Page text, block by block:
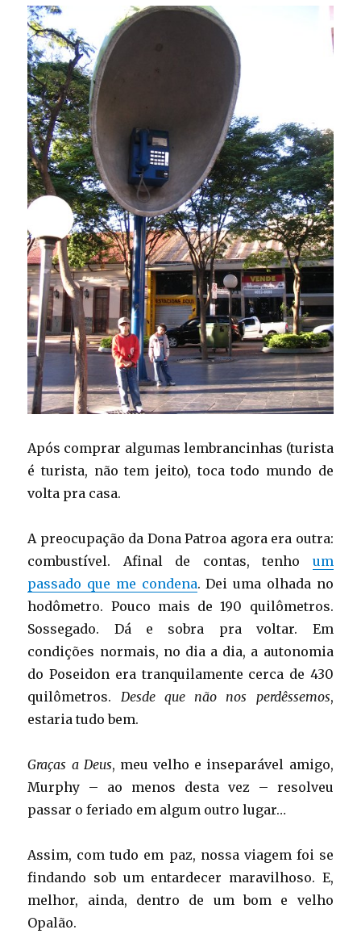
Após comprar algumas lembrancinhas (turista
é turista, não tem jeito), toca todo mundo de
volta pra casa.
A preocupação da Dona Patroa agora era outra:
combustível. Afinal de contas, tenho um
passado que me condena. Dei uma olhada no
hodômetro. Pouco mais de 190 quilômetros.
Sossegado. Dá e sobra pra voltar. Em
condições normais, no dia a dia, a autonomia
do Poseidon era tranquilamente cerca de 430
quilômetros. Desde que não nos perdêssemos,
estaria tudo bem.
Graças a Deus, meu velho e inseparável amigo,
Murphy – ao menos desta vez – resolveu
passar o feriado em algum outro lugar…
Assim, com tudo em paz, nossa viagem foi se
findando sob um entardecer maravilhoso. E,
melhor, ainda, dentro de um bom e velho
Opalão.